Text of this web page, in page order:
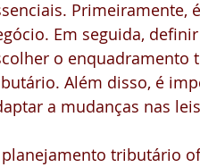
Primeiramente,
Em seguida,
o enquadramento
Além disso, é
a mudanças nas
tributário